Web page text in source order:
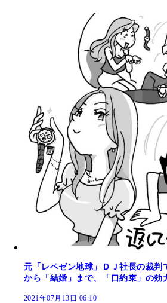
元「レペゼン地球」ＤＪ社長の裁
から「結婚」まで、「口約束」の効
2021年07月13日 06:10